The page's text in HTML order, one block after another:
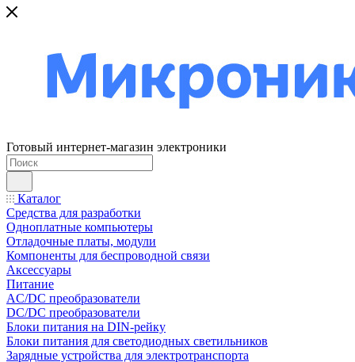
Готовый интернет-магазин электроники
Каталог
Средства для разработки
Одноплатные компьютеры
Отладочные платы, модули
Компоненты для беспроводной связи
Аксессуары
Питание
AC/DC преобразователи
DC/DC преобразователи
Блоки питания на DIN-рейку
Блоки питания для светодиодных светильников
Зарядные устройства для электротранспорта